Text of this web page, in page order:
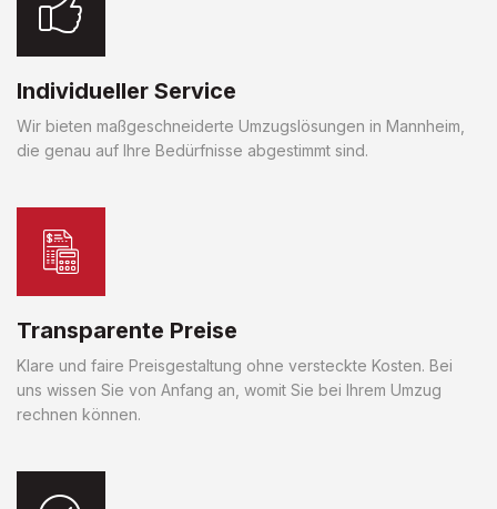
Individueller Service
Wir bieten maßgeschneiderte Umzugslösungen in Mannheim,
die genau auf Ihre Bedürfnisse abgestimmt sind.
Transparente Preise
Klare und faire Preisgestaltung ohne versteckte Kosten. Bei
uns wissen Sie von Anfang an, womit Sie bei Ihrem Umzug
rechnen können.